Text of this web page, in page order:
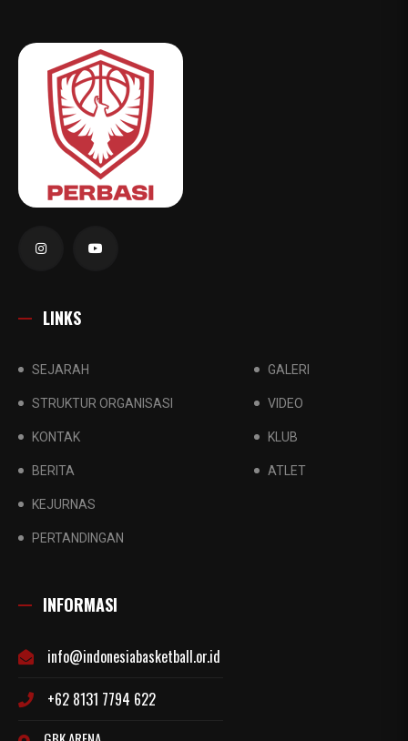
LINKS
SEJARAH
STRUKTUR ORGANISASI
KONTAK
BERITA
KEJURNAS
PERTANDINGAN
GALERI
VIDEO
KLUB
ATLET
INFORMASI
info@indonesiabasketball.or.id
+62 8131 7794 622